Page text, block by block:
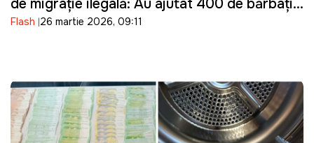
de migrație ilegală: Au ajutat 400 de bărbați
din Ucraina să intre ilegal în Moldova
Flash 26 martie 2026, 09:11